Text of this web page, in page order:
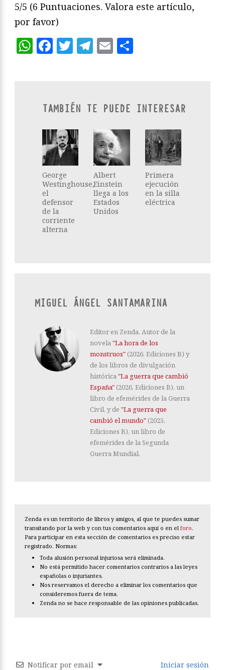
5/5 (6 Puntuaciones. Valora este artículo,
por favor)
WhatsApp
Facebook
Twitter
Telegram
Email
TAMBIÉN TE PUEDE INTERESAR
George
Westinghouse,
el
defensor
de la
corriente
alterna
Albert
Einstein
llega a los
Estados
Unidos
Primera
ejecución
en la silla
eléctrica
MIGUEL ÁNGEL SANTAMARINA
Editor en Zenda. Autor de la
novela"La hora de los
monstruos" (2026, Ediciones B) y
de los libros de divulgación
histórica"La guerra que cambió
España" (2026, Ediciones B), un
libro de efemérides de la Guerra
Civil, y de "La guerra que
cambió el mundo" (2025,
Ediciones B), un libro de
efemérides de la Segunda
Guerra Mundial.
Zenda es un territorio de libros y amigos, al que te puedes sumar
transitando por la web y con tus comentarios aquí o en el foro.
Para participar en esta sección de comentarios es preciso estar
registrado. Normas:
Toda alusión personal injuriosa será eliminada.
No está permitido hacer comentarios contrarios a las leyes
españolas o injuriantes.
Nos reservamos el derecho a eliminar los comentarios que
consideremos fuera de tema.
Zenda no se hace responsable de las opiniones publicadas.
Notificar por email Iniciar sesión